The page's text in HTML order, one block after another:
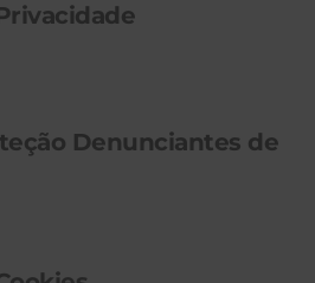
Denunciantes de